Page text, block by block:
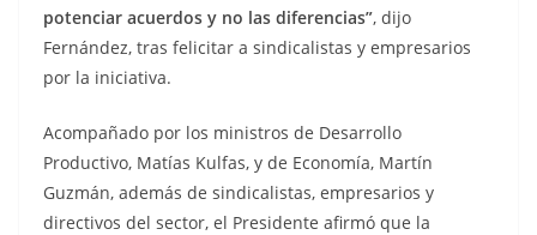
potenciar acuerdos y no las diferencias”, dijo
Fernández, tras felicitar a sindicalistas y empresarios
por la iniciativa.
Acompañado por los ministros de Desarrollo
Productivo, Matías Kulfas, y de Economía, Martín
Guzmán, además de sindicalistas, empresarios y
directivos del sector, el Presidente afirmó que la